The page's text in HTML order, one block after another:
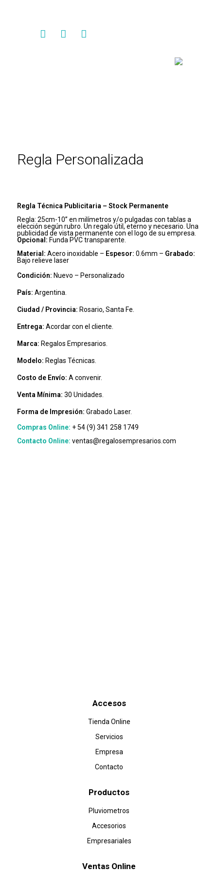
Regla Personalizada
Regla Técnica Publicitaria – Stock Permanente
Regla: 25cm-10’’ en milímetros y/o pulgadas con tablas a
elección según rubro. Un regalo útil, eterno y necesario. Una
publicidad de vista permanente con el logo de su empresa.
Opcional: Funda PVC transparente.
Material: Acero inoxidable – Espesor: 0.6mm – Grabado:
Bajo relieve laser
Condición: Nuevo – Personalizado
País: Argentina.
Ciudad / Provincia: Rosario, Santa Fe.
Entrega: Acordar con el cliente.
Marca: Regalos Empresarios.
Modelo: Reglas Técnicas.
Costo de Envío: A convenir.
Venta Mínima: 30 Unidades.
Forma de Impresión: Grabado Laser.
Compras Online: + 54 (9) 341 258 1749
Contacto Online: ventas@regalosempresarios.com
Accesos
Tienda Online
Servicios
Empresa
Contacto
Productos
Pluviometros
Accesorios
Empresariales
Ventas Online